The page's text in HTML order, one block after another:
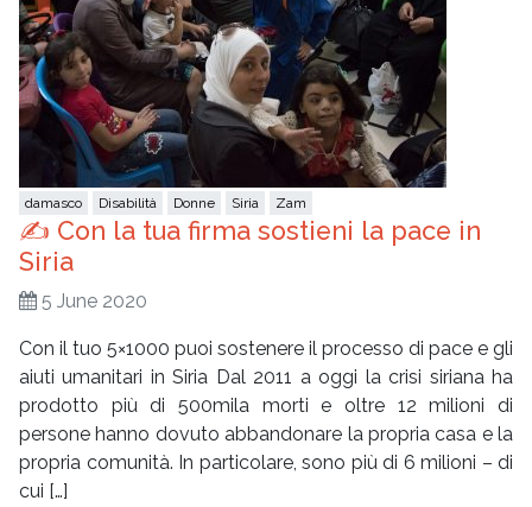
damasco Disabilità Donne Siria Zam
✍️ Con la tua firma sostieni la pace in
Siria
5 June 2020
Con il tuo 5×1000 puoi sostenere il processo di pace e gli
aiuti umanitari in Siria Dal 2011 a oggi la crisi siriana ha
prodotto più di 500mila morti e oltre 12 milioni di
persone hanno dovuto abbandonare la propria casa e la
propria comunità. In particolare, sono più di 6 milioni – di
cui […]